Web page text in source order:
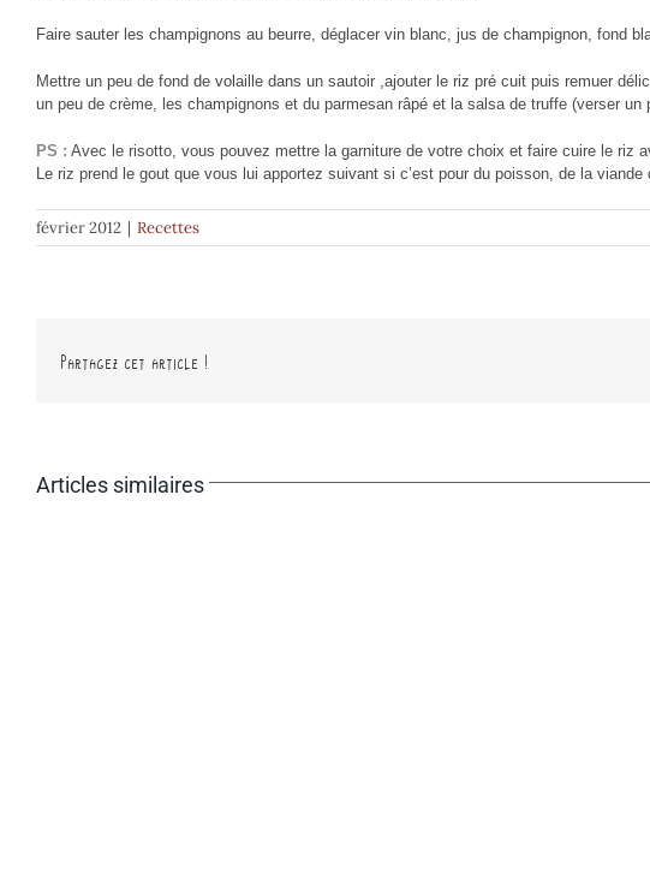
Faire sauter les champignons au beurre, déglacer vin blanc, jus de champignon, fond
Mettre un peu de fond de volaille dans un sautoir ,ajouter le riz pré cuit puis remuer
un peu de crème, les champignons et du parmesan râpé et la salsa de truffe (verser un
PS : Avec le risotto, vous pouvez mettre la garniture de votre choix et faire cuire le riz
Le riz prend le gout que vous lui apportez suivant si c’est pour du poisson, de la
février 2012 | Recettes
Partagez cet article !
Articles similaires